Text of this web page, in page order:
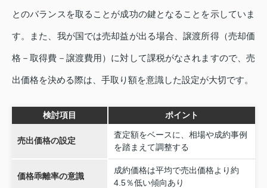
とのバランスを取ることが成功の鍵となることを示していま
す。また、我が国では売却益が出る場合、譲渡所得（売却価
格－取得費－譲渡費用）に対して課税がなされますので、売
出価格を決める際は、手取り額を意識した設定が大切です。
検討項目 ポイント
売出価格の設定
査定額をベースに、相場や成約事例
を踏まえて調整する
価格乖離率の意識
成約価格は平均で売出価格より約
4.5％低い傾向あり